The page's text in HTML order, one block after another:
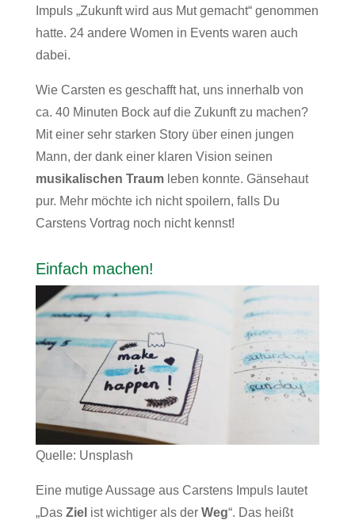
Impuls „Zukunft wird aus Mut gemacht“ genommen
hatte. 24 andere Women in Events waren auch
dabei.
Wie Carsten es geschafft hat, uns innerhalb von
ca. 40 Minuten Bock auf die Zukunft zu machen?
Mit einer sehr starken Story über einen jungen
Mann, der dank einer klaren Vision seinen
musikalischen Traumleben konnte. Gänsehaut
pur. Mehr möchte ich nicht spoilern, falls Du
Carstens Vortrag noch nicht kennst!
Einfach machen!
Quelle: Unsplash
Eine mutige Aussage aus Carstens Impuls lautet
„Das Ziel ist wichtiger als der Weg“. Das heißt